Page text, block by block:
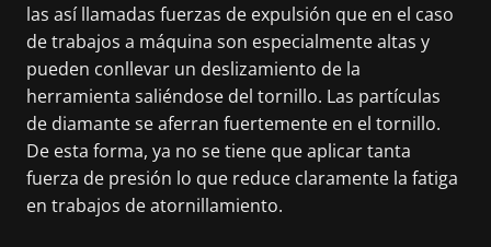
las así llamadas fuerzas de expulsión que en el caso
de trabajos a máquina son especialmente altas y
pueden conllevar un deslizamiento de la
herramienta saliéndose del tornillo. Las partículas
de diamante se aferran fuertemente en el tornillo.
De esta forma, ya no se tiene que aplicar tanta
fuerza de presión lo que reduce claramente la fatiga
en trabajos de atornillamiento.